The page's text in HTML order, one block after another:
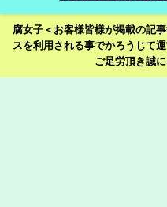
腐女子＜お客様皆様が掲載の記
スを利用される事でかろうじて
ご足労頂き誠